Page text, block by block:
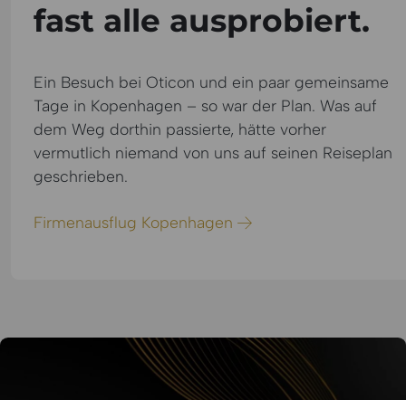
fast alle ausprobiert.
Ein Besuch bei Oticon und ein paar gemeinsame
Tage in Kopenhagen – so war der Plan. Was auf
dem Weg dorthin passierte, hätte vorher
vermutlich niemand von uns auf seinen Reiseplan
geschrieben.
Firmenausflug Kopenhagen